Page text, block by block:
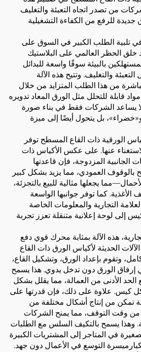
من تصدر اتجاه التعبئة والتغليف
جديدة للرفع من الكفاءة التشغيلية
في تلبية الطلب الكبير في السوق على
خلق الحظر العالمي على البلاستيك
بالبيئة سوقًا واسعة للبدائل
والتغليف. وتتيح هذه الآلة
من هذا الطلب المتزايد من خلال
قابلة للتحلل مثل الورق المعاد تدويره
يساعد الشركات فقط في بناء صورة
بل يتحول أيضًا إلى ميزة
الورقية ذات القاع المسطح توفر
عنها. على عكس الأكياس ذات
الجانبية المزدوجة، فإن قاعدتها
بالوقوف العمودي، مما يزيد بشكل كبير
يجعلها مثالية للبيع بالتجزئة،
الأغذية. كما توفر جوانبها الواسعة
التجارية والمعلومات الخاصة
إلى لوحة إعلانية متنقلة تعزز تجربة
هذه الآلة بمثابة محرك قوي دفع
الحديثة لأكياس الورق ذات القاع
وتقوم بإعداد الورق، وتشكيل القاع،
إرفاق الورق دون تدخل يدوي. هذا يسمح
الحد الأدنى من العمالة، مما يقلل بشكل
كيس. علاوة على ذلك، فإن قدرتها على
تمكن من إنتاج أشكال مختلفة من
من وقت التوقف، مما يمنح الشركات
وهذا يسمح بالتكيف السلس مع الطلبات
في المتاجر إلى المشتريات الكبيرة
التوسع في الأعمال دون جهد.